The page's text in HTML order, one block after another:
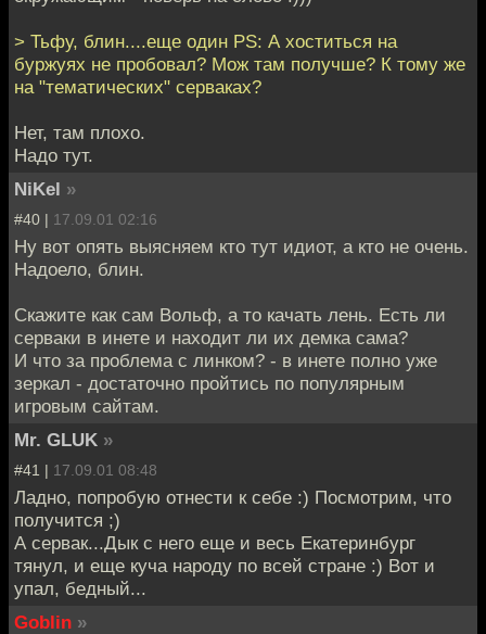
> Тьфу, блин....еще один PS: А хоститься на
буржуях не пробовал? Мож там получше? К тому же
на "тематических" серваках?
Нет, там плохо.
Надо тут.
NiKel »
#40 | 17.09.01 02:16
Ну вот опять выясняем кто тут идиот, а кто не очень.
Надоело, блин.
Скажите как сам Вольф, а то качать лень. Есть ли
серваки в инете и находит ли их демка сама?
И что за проблема с линком? - в инете полно уже
зеркал - достаточно пройтись по популярным
игровым сайтам.
Mr. GLUK »
#41 | 17.09.01 08:48
Ладно, попробую отнести к себе :) Посмотрим, что
получится ;)
А сервак...Дык с него еще и весь Екатеринбург
тянул, и еще куча народу по всей стране :) Вот и
упал, бедный...
Goblin »